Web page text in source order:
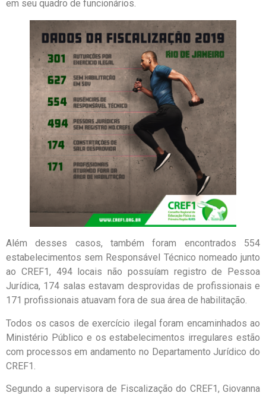
em seu quadro de funcionários.
Além desses casos, também foram encontrados 554
estabelecimentos sem Responsável Técnico nomeado junto
ao CREF1, 494 locais não possuíam registro de Pessoa
Jurídica, 174 salas estavam desprovidas de profissionais e
171 profissionais atuavam fora de sua área de habilitação.
Todos os casos de exercício ilegal foram encaminhados ao
Ministério Público e os estabelecimentos irregulares estão
com processos em andamento no Departamento Jurídico do
CREF1.
Segundo a supervisora de Fiscalização do CREF1, Giovanna